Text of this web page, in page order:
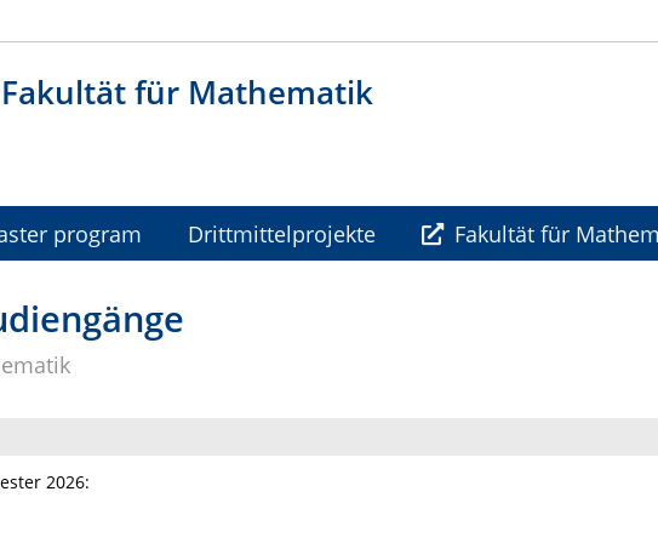
Fakultät für Mathematik
program Drittmittelprojekte Fakultät für
2026: